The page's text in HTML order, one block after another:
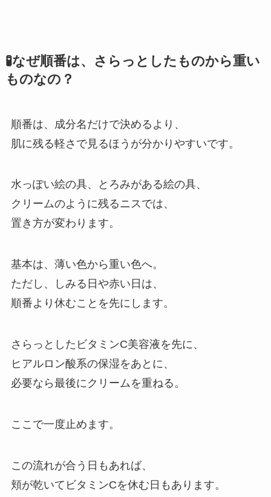
🧪なぜ順番は、さらっとしたものから重い
ものなの？
順番は、成分名だけで決めるより、
肌に残る軽さで見るほうが分かりやすいです。
水っぽい絵の具、とろみがある絵の具、
クリームのように残るニスでは、
置き方が変わります。
基本は、薄い色から重い色へ。
ただし、しみる日や赤い日は、
順番より休むことを先にします。
さらっとしたビタミンC美容液を先に、
ヒアルロン酸系の保湿をあとに、
必要なら最後にクリームを重ねる。
ここで一度止めます。
この流れが合う日もあれば、
頬が乾いてビタミンCを休む日もあります。